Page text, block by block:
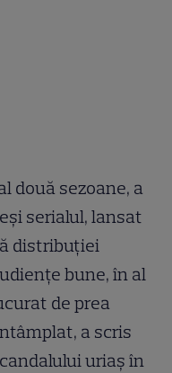
două sezoane, a
serialul, lansat
distribuției
bune, în al
de prea
a scris
uriaș în